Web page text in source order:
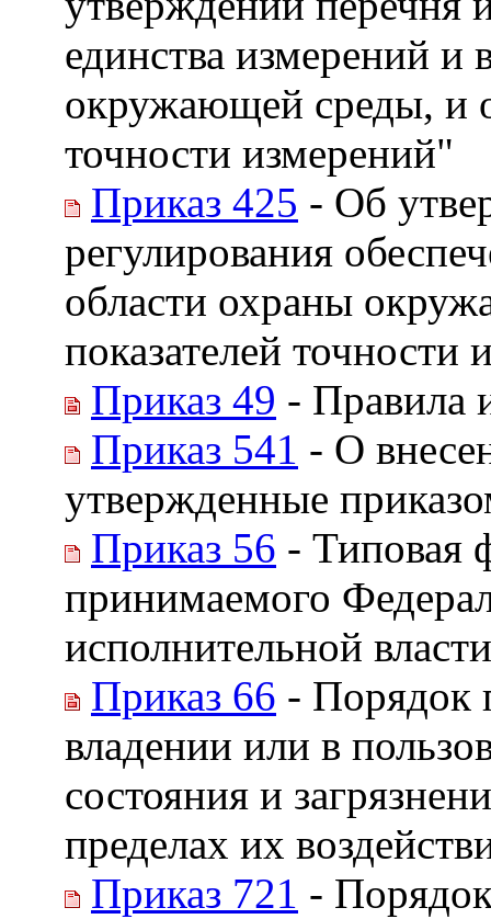
единства измерений и
окружающей среды, и
точности измерений"
Приказ 425 - Об
регулирования
области охраны
показателей точности
Приказ 49 - Правила
Приказ 541 - О
утвержденные
Приказ 56 - Типовая
принимаемого
исполнительной
Приказ 66 - Порядок
владении или в
состояния и
пределах их
Приказ 721 -